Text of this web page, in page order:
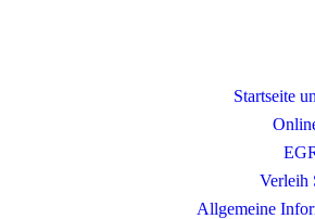
Startseite
Verleih
Allgemeine